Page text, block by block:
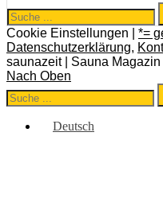
Search
for:
Cookie Einstellungen | *=
Datenschutzerklärung,
saunazeit | Sauna Magazin
Nach Oben
Search
for:
Deutsch